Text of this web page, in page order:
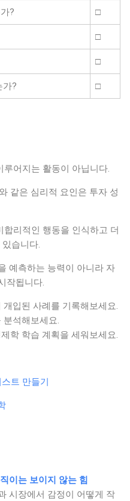
? □
□
□
가? □
어지는 활동이 아닙니다.
같은 심리적 요인은 투자 성
리적인 행동을 인식하고 더
습니다.
예측하는 능력이 아니라 자
작됩니다.
입된 사례를 기록해보세요.
분석해보세요.
학 학습 계획을 세워보세요.
트 만들기
이는 보이지 않는 힘
시장에서 감정이 어떻게 작